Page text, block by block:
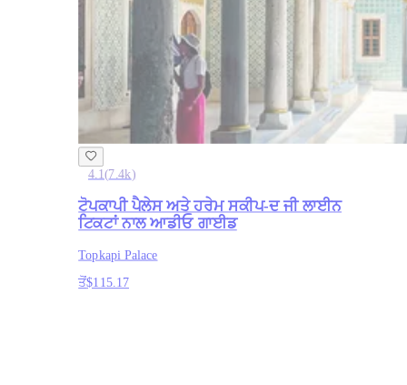
4.1(7.4k)
ਟੋਪਕਾਪੀ ਪੈਲੇਸ ਅਤੇ ਹਰੇਮ ਸਕੀਪ-ਦ ਜੀ ਲਾਈਨ
ਟਿਕਟਾਂ ਨਾਲ ਆਡੀਓ ਗਾਈਡ
Topkapi Palace
ਤੋਂ$115.17